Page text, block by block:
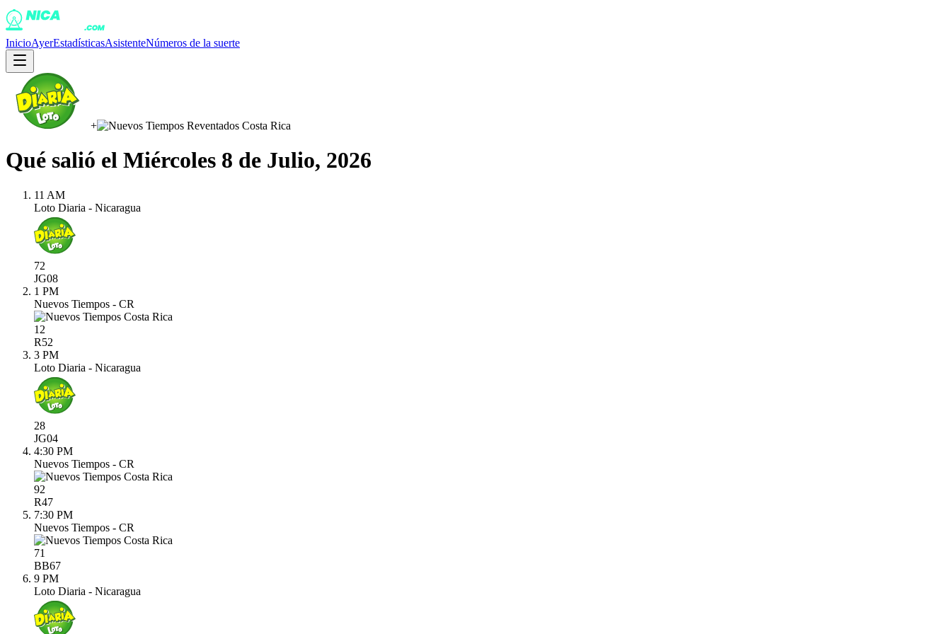
InicioAyerEstadísticasAsistenteNúmeros de la suerte
+
Qué salió el Miércoles 8 de Julio, 2026
11 AM
Loto Diaria - Nicaragua
72
JG08
1 PM
Nuevos Tiempos - CR
12
R52
3 PM
Loto Diaria - Nicaragua
28
JG04
4:30 PM
Nuevos Tiempos - CR
92
R47
7:30 PM
Nuevos Tiempos - CR
71
BB67
9 PM
Loto Diaria - Nicaragua